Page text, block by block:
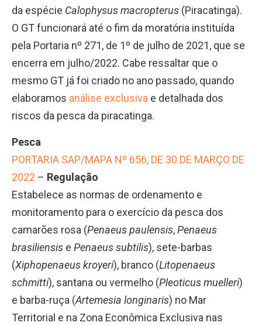
da espécie Calophysus macropterus (Piracatinga).
O GT funcionará até o fim da moratória instituída
pela Portaria nº 271, de 1º de julho de 2021, que se
encerra em julho/2022. Cabe ressaltar que o
mesmo GT já foi criado no ano passado, quando
elaboramos análise exclusiva e detalhada dos
riscos da pesca da piracatinga.
Pesca
PORTARIA SAP/MAPA Nº 656, DE 30 DE MARÇO DE
2022 – Regulação
Estabelece as normas de ordenamento e
monitoramento para o exercício da pesca dos
camarões rosa (Penaeus paulensis,Penaeus
brasiliensis e Penaeus subtilis), sete-barbas
(Xiphopenaeus kroyeri), branco (Litopenaeus
schmitti), santana ou vermelho (Pleoticus muelleri)
e barba-ruça (Artemesia longinaris) no Mar
Territorial e na Zona Econômica Exclusiva nas